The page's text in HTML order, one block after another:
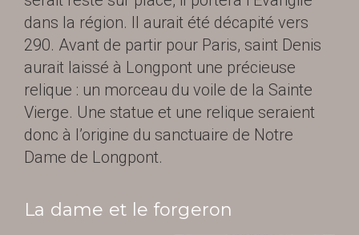
dans la région. Il aurait été décapité vers
290. Avant de partir pour Paris, saint Denis
aurait laissé à Longpont une précieuse
relique : un morceau du voile de la Sainte
Vierge. Une statue et une relique seraient
donc à l’origine du sanctuaire de Notre
Dame de Longpont.
La dame et le forgeron